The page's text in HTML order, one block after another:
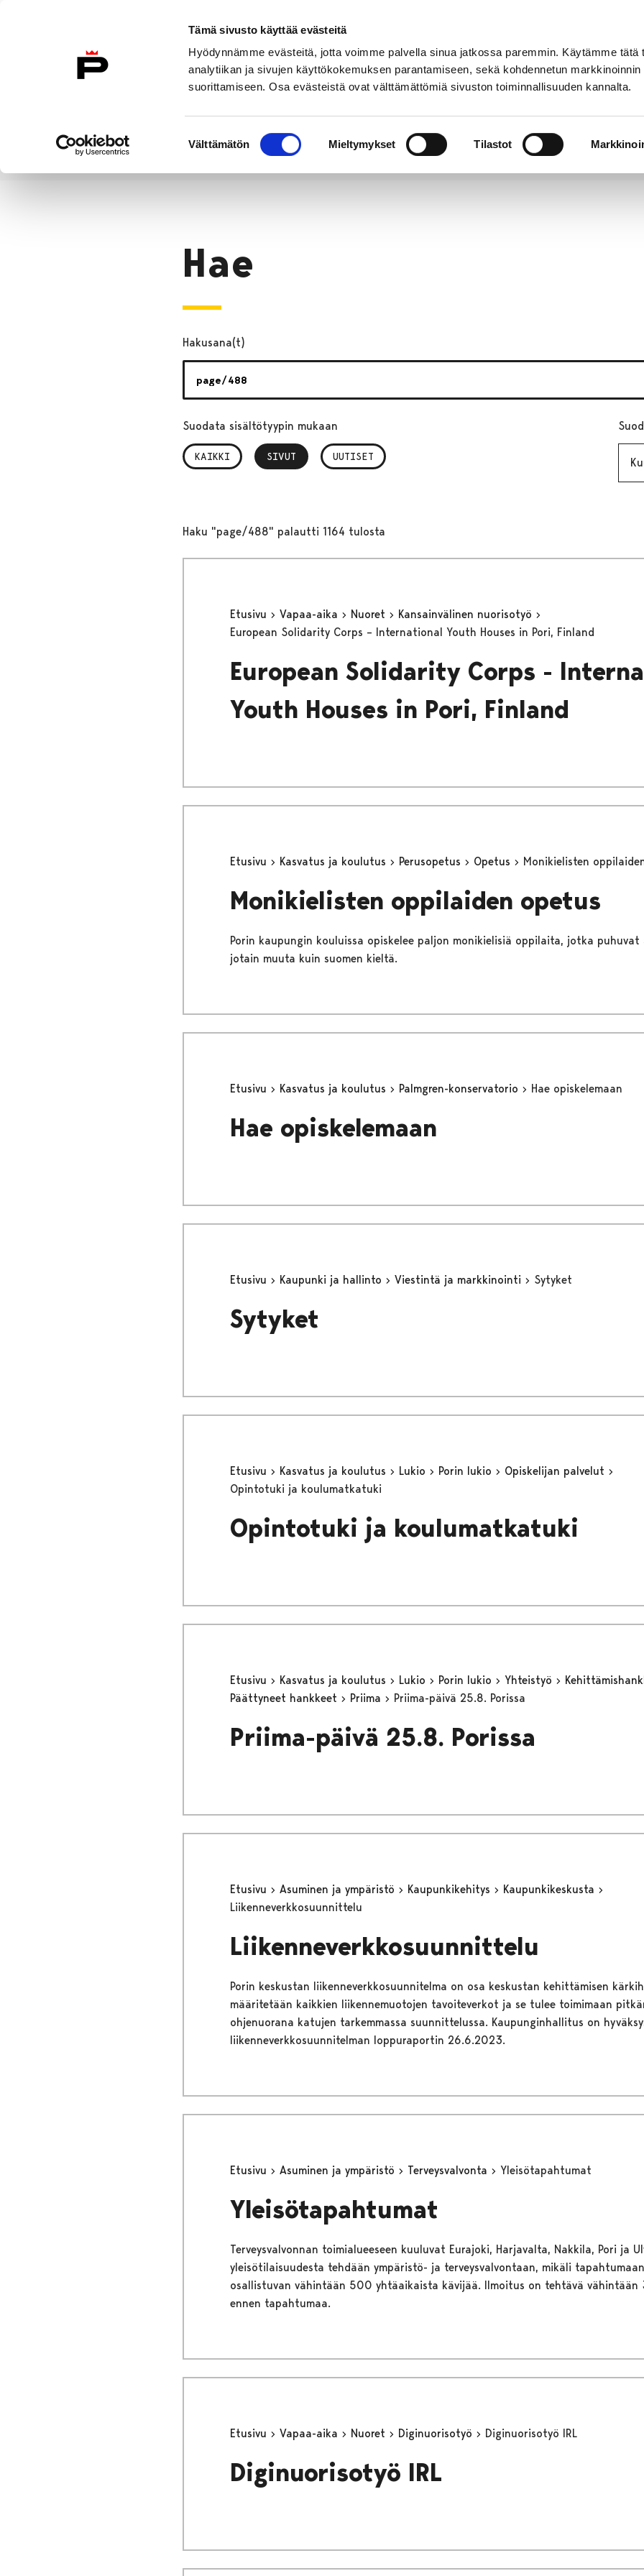
Tämä sivusto käyttää evästeitä
Hyödynnämme evästeitä, jotta voimme palvella sinua jatkossa paremmin. Käytämme tätä
analytiikan ja sivujen käyttökokemuksen parantamiseen, sekä kohdennetun markkinoinnin
suorittamiseen. Osa evästeistä ovat välttämättömiä sivuston toiminnallisuuden kannalta.
valinta
Välttämätön Mieltymykset Tilastot
Etusivulle
Etusivu
Hae
Hakusana(t)
Suodata sisältötyypin mukaan
KAIKKI SIVUT
, VALITTU UUTISET
Haku "page/488" palautti 1164 tulosta
Etusivu Vapaa-aika Nuoret
Kansainvälinen nuorisotyö
European Solidarity Corps – International Youth Houses in Pori, Finland
European Solidarity Corps -
Youth Houses in Pori, Finland
Etusivu Kasvatus ja koulutus Perusopetus Opetus Monikielisten
Monikielisten oppilaiden opetus
Porin kaupungin kouluissa opiskelee paljon monikielisiä oppilaita, jotka puhuvat
jotain muuta kuin suomen kieltä.
Etusivu Kasvatus ja koulutus Palmgren-konservatorio Hae opiskelemaan
Hae opiskelemaan
Etusivu Kaupunki ja hallinto Viestintä ja markkinointi Sytyket
Sytyket
Etusivu Kasvatus ja koulutus Lukio Porin lukio
Opiskelijan palvelut
Opintotuki ja koulumatkatuki
Opintotuki ja koulumatkatuki
Etusivu Kasvatus ja koulutus Lukio Porin lukio Yhteistyö
Päättyneet hankkeet
Priima Priima-päivä 25.8. Porissa
Priima-päivä 25.8. Porissa
Etusivu Asuminen ja ympäristö Kaupunkikehitys
Kaupunkikeskusta
Liikenneverkkosuunnittelu
Liikenneverkkosuunnittelu
Porin keskustan liikenneverkkosuunnitelma on osa keskustan kehittämisen
määritetään kaikkien liikennemuotojen tavoiteverkot ja se tulee toimimaan
ohjenuorana katujen tarkemmassa suunnittelussa. Kaupunginhallitus on
liikenneverkkosuunnitelman loppuraportin 26.6.2023.
Etusivu Asuminen ja ympäristö Terveysvalvonta Yleisötapahtumat
Yleisötapahtumat
Terveysvalvonnan toimialueeseen kuuluvat Eurajoki, Harjavalta, Nakkila, Pori ja
yleisötilaisuudesta tehdään ympäristö- ja terveysvalvontaan, mikäli
osallistuvan vähintään 500 yhtäaikaista kävijää. Ilmoitus on tehtävä
ennen tapahtumaa.
Etusivu Vapaa-aika Nuoret Diginuorisotyö Diginuorisotyö IRL
Diginuorisotyö IRL